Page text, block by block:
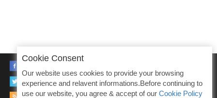
TWITTER
Cookie Consent
Our website uses cookies to provide your browsing
experience and relavent informations.Before continuing to
use our website, you agree & accept of our Cookie Policy